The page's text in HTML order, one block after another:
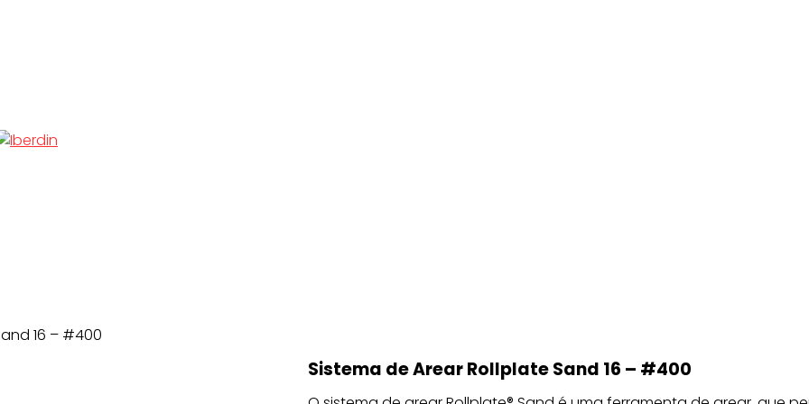
16 – #400
Sistema de Arear Rollplate Sand 16 – #400